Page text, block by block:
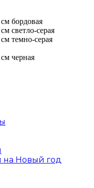
бордовая
светло-серая
темно-серая
черная
на Новый год